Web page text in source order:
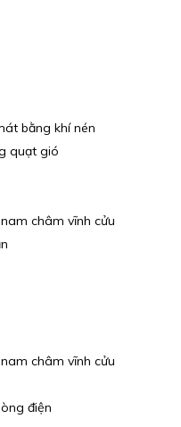
bằng khí nén
quạt gió
châm vĩnh cửu
châm vĩnh cửu
điện